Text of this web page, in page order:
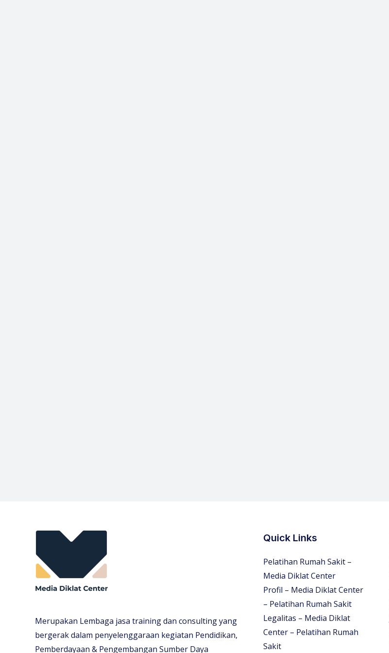
Merupakan Lembaga jasa training dan consulting yang
bergerak dalam penyelenggaraan kegiatan Pendidikan,
Pemberdayaan & Pengembangan Sumber Daya
Quick Links
Pelatihan Rumah Sakit –
Media Diklat Center
Profil – Media Diklat Center
– Pelatihan Rumah Sakit
Legalitas – Media Diklat
Center – Pelatihan Rumah
Sakit